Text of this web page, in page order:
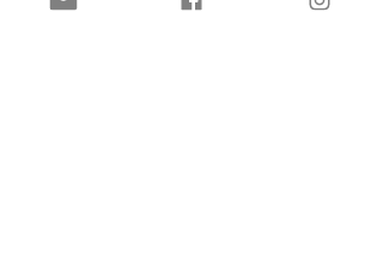
Im Einzelnen fördert das Land die